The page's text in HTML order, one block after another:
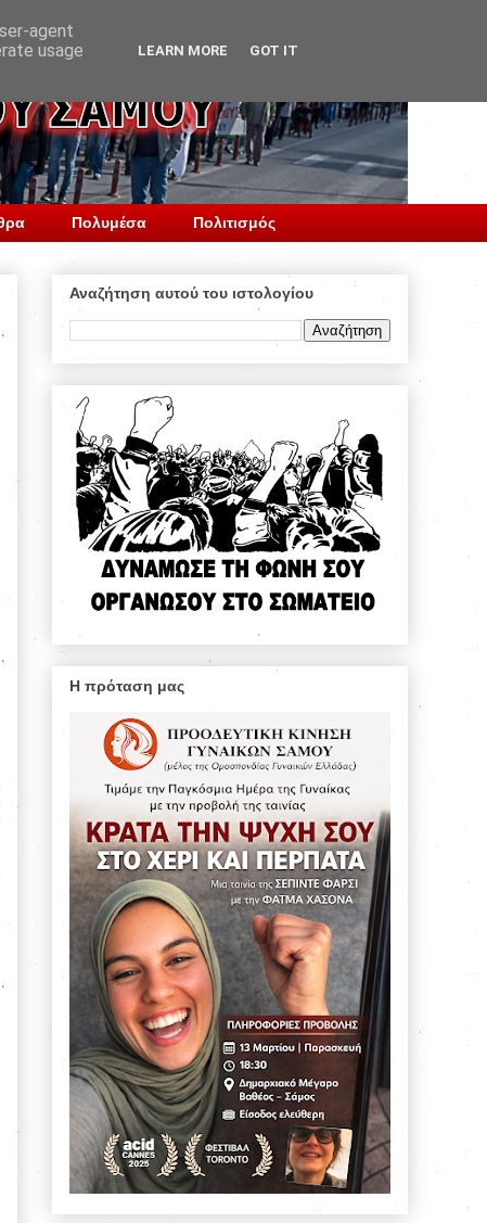
Πολυμέσα Πολιτισμός
Αναζήτηση αυτού του ιστολογίου
Η πρόταση μας
agent
usage
LEARN MORE GOT IT